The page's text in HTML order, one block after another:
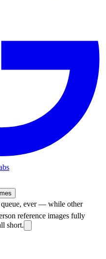
ever — while other
reference images fully
short.